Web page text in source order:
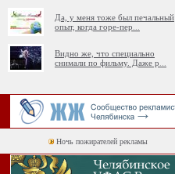
Да, у меня тоже был печальный
опыт, когда горе-пер
Видно же, что специально
снимали по фильму. Даже р
Ночь пожирателей рекламы